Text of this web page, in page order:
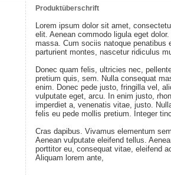
Produktüberschrift
Lorem ipsum dolor sit amet,
elit. Aenean commodo ligula eget dolor.
massa. Cum sociis natoque penatibus
parturient montes, nascetur ridiculus
Donec quam felis, ultricies nec,
pretium quis, sem. Nulla consequat
enim. Donec pede justo, fringilla vel,
vulputate eget, arcu. In enim justo,
imperdiet a, venenatis vitae, justo.
felis eu pede mollis pretium. Integer
Cras dapibus. Vivamus elementum
Aenean vulputate eleifend tellus.
porttitor eu, consequat vitae, eleifend
Aliquam lorem ante,